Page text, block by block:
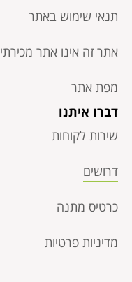
תנאי שימוש באתר
אתר זה אינו אתר מכירתי
מפת אתר
דברו איתנו
שירות לקוחות
דרושים
כרטיס מתנה
מדיניות פרטיות